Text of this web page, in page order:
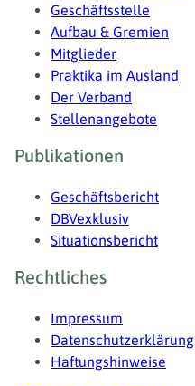
Geschäftsstelle
Aufbau & Gremien
Mitglieder
Praktika im Ausland
Der Verband
Stellenangebote
Publikationen
Geschäftsbericht
DBVexklusiv
Situationsbericht
Rechtliches
Impressum
Datenschutzerklärung
Haftungshinweise